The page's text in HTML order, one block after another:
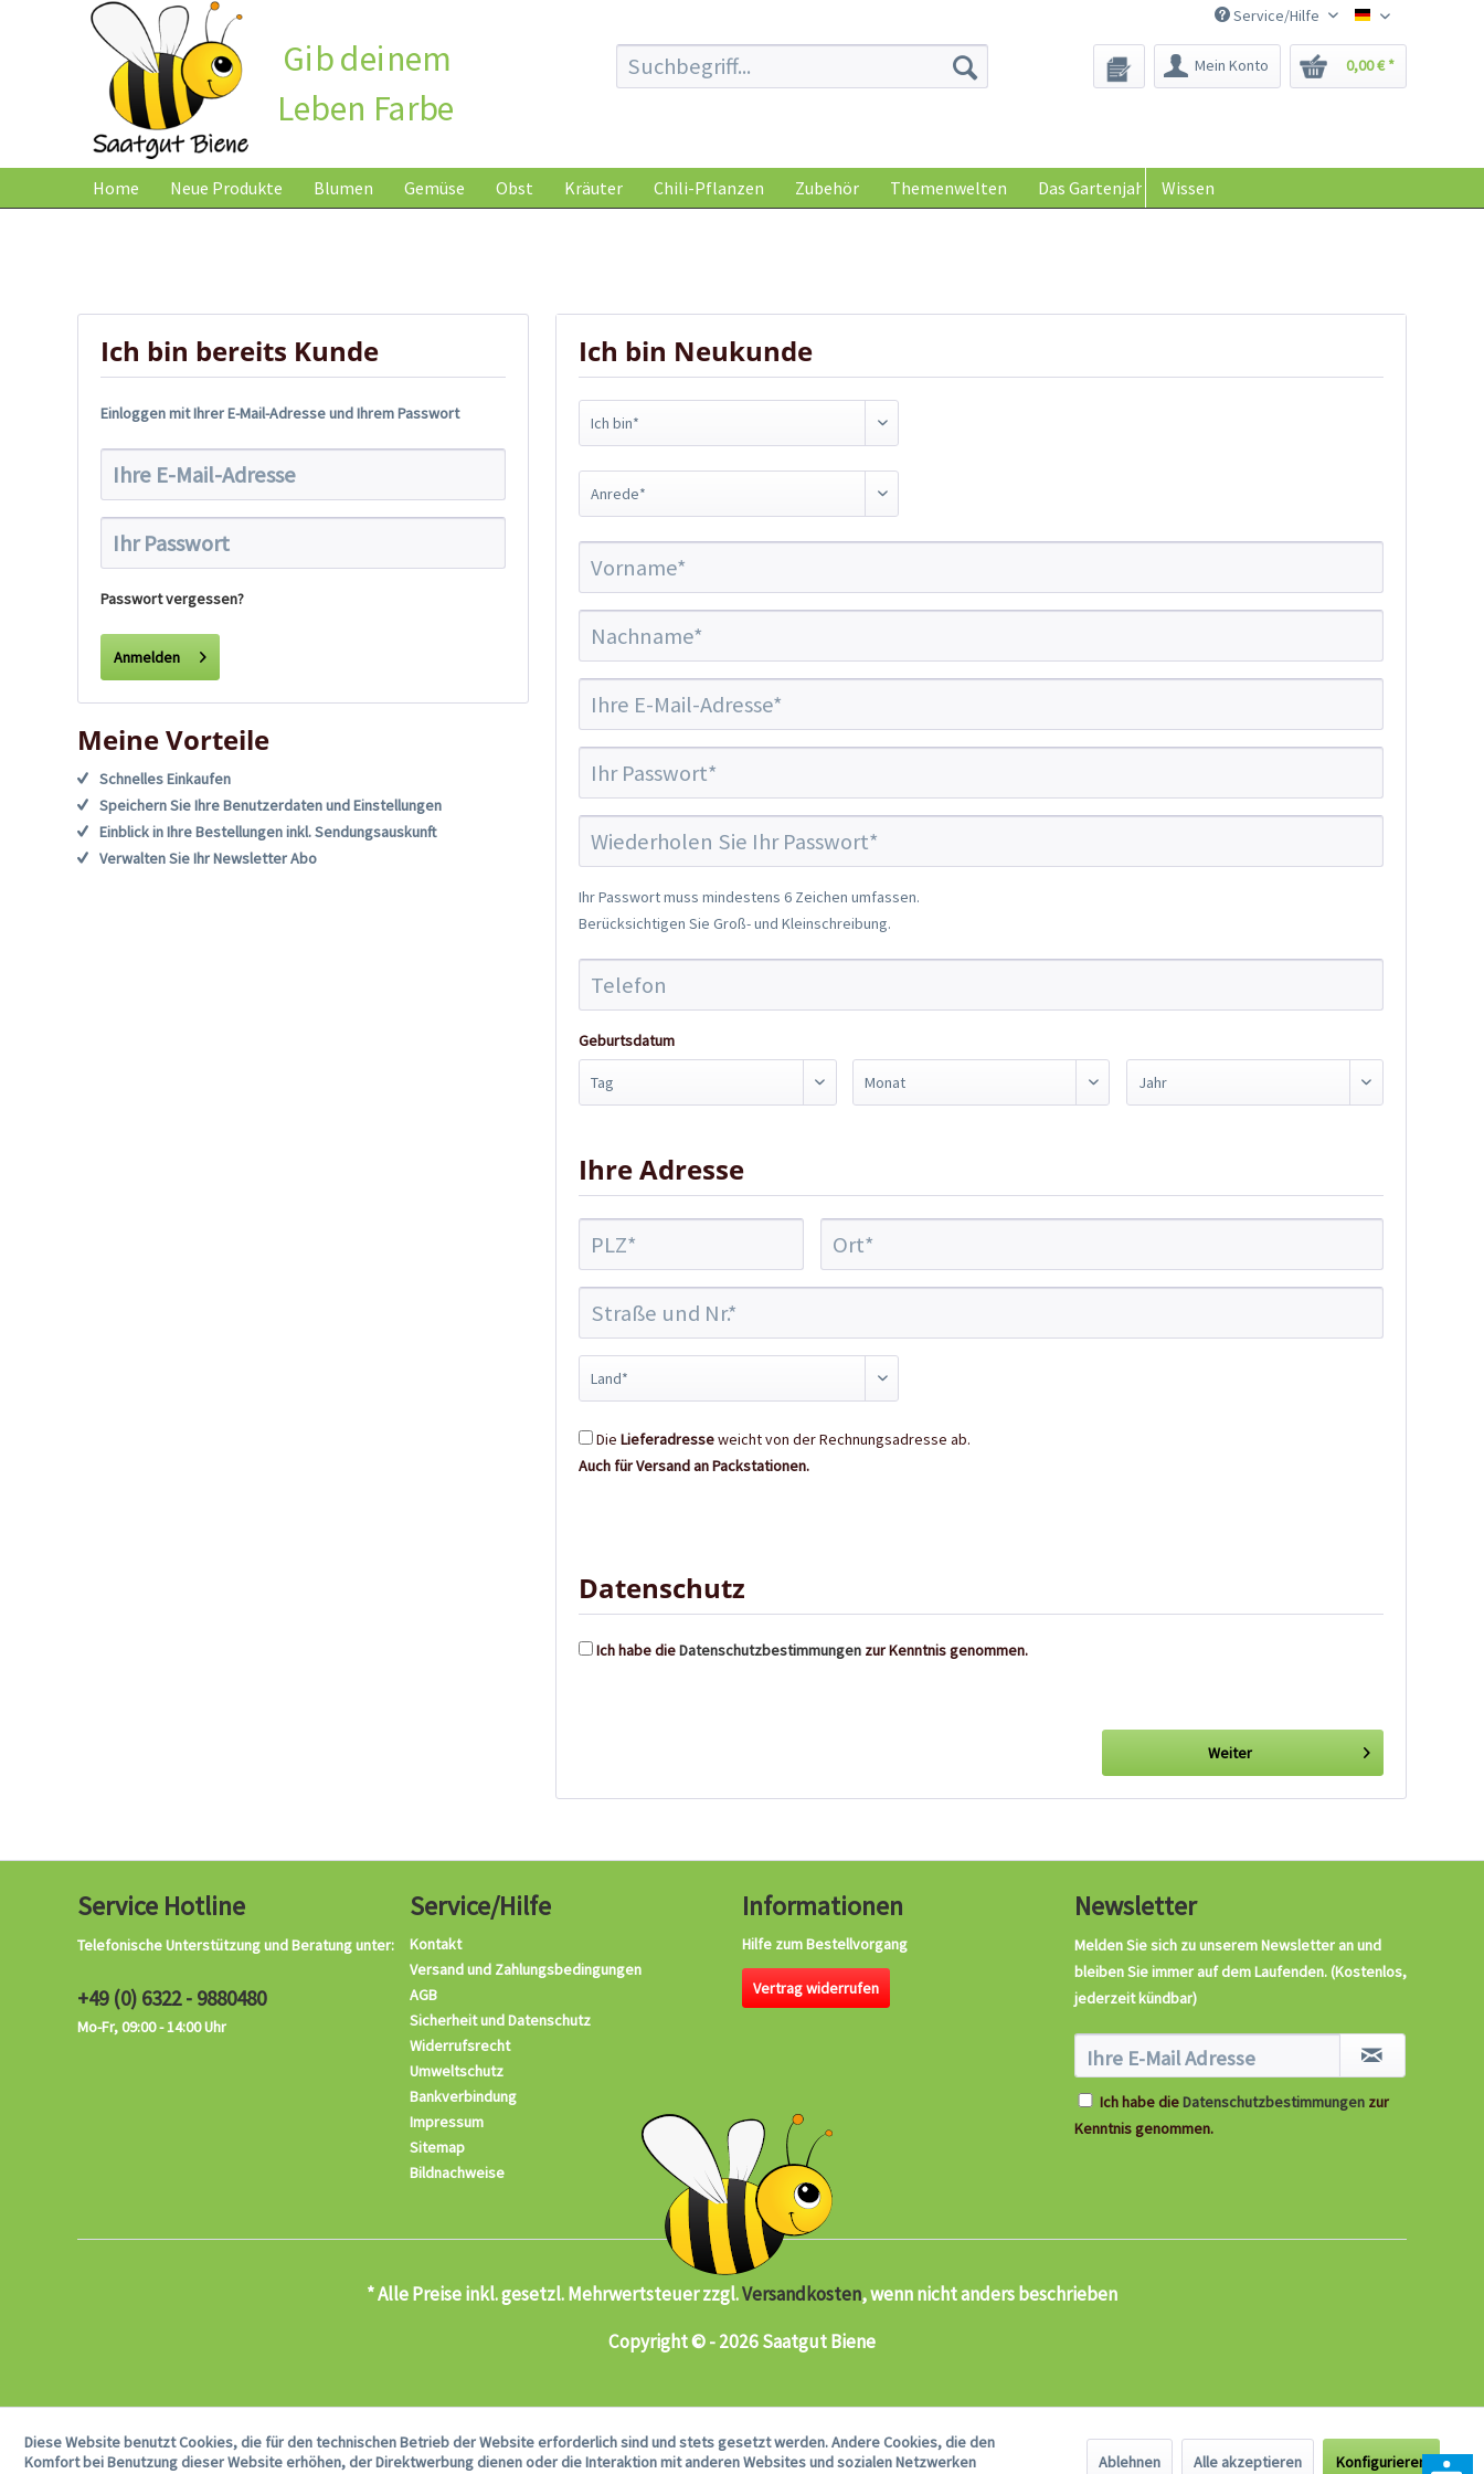
Saatgut-Biene
Service/Hilfe
Gib deinem
Leben Farbe
Mein Konto 0,00 € *
Home Neue Produkte Blumen Gemüse Obst Kräuter Chili-Pflanzen Zubehör Themenwelten Das Gartenjahr Wissen
Ich bin Neukunde
Ihr Passwort muss mindestens 6 Zeichen umfassen.
Berücksichtigen Sie Groß- und Kleinschreibung.
Geburtsdatum
Ihre Adresse
DieLieferadresseweicht von der Rechnungsadresse ab.
Auch für Versand an Packstationen.
Datenschutz
Ich habe dieDatenschutzbestimmungen zur Kenntnis genommen.
Weiter
Ich bin bereits Kunde
Einloggen mit Ihrer E-Mail-Adresse und Ihrem Passwort
Passwort vergessen?
Anmelden
Meine Vorteile
Schnelles Einkaufen
Speichern Sie Ihre Benutzerdaten und Einstellungen
Einblick in Ihre Bestellungen inkl. Sendungsauskunft
Verwalten Sie Ihr Newsletter Abo
Service Hotline
Telefonische Unterstützung und Beratung unter:
+49 (0) 6322 - 9880480
Mo-Fr, 09:00 - 14:00 Uhr
Service/Hilfe
Kontakt
Versand und Zahlungsbedingungen
AGB
Sicherheit und Datenschutz
Widerrufsrecht
Umweltschutz
Bankverbindung
Impressum
Sitemap
Bildnachweise
Informationen
Hilfe zum Bestellvorgang
Vertrag widerrufen
Newsletter
Melden Sie sich zu unserem Newsletter an und
bleiben Sie immer auf dem Laufenden.(Kostenlos,
jederzeit kündbar)
Ich habe dieDatenschutzbestimmungen zur
Kenntnis genommen.
* Alle Preise inkl. gesetzl. Mehrwertsteuer zzgl.Versandkosten, wenn nicht anders beschrieben
Copyright © - 2026 Saatgut Biene
Diese Website benutzt Cookies, die für den technischen Betrieb der Website erforderlich sind und stets gesetzt werden. Andere Cookies, die den
Komfort bei Benutzung dieser Website erhöhen, der Direktwerbung dienen oder die Interaktion mit anderen Websites und sozialen Netzwerken
Ablehnen Alle akzeptieren Konfigurieren